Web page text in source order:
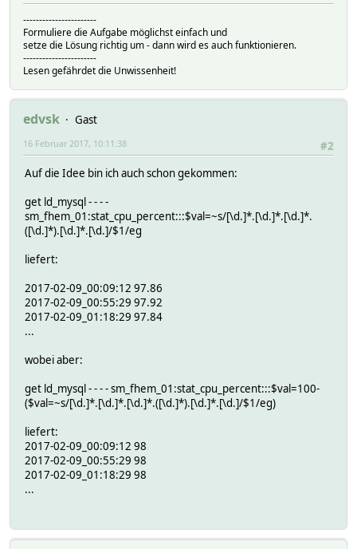
-----------------------
Formuliere die Aufgabe möglichst einfach und
setze die Lösung richtig um - dann wird es auch funktionieren.
-----------------------
Lesen gefährdet die Unwissenheit!
edvsk
Gast
#2
16 Februar 2017, 10:11:38
Auf die Idee bin ich auch schon gekommen:
get ld_mysql - - - -
sm_fhem_01:stat_cpu_percent:::$val=~s/[\d.]*.[\d.]*.[\d.]*.
([\d.]*).[\d.]*.[\d.]/$1/eg
liefert:
2017-02-09_00:09:12 97.86
2017-02-09_00:55:29 97.92
2017-02-09_01:18:29 97.84
...
wobei aber:
get ld_mysql - - - - sm_fhem_01:stat_cpu_percent:::$val=100-
($val=~s/[\d.]*.[\d.]*.[\d.]*.([\d.]*).[\d.]*.[\d.]/$1/eg)
liefert:
2017-02-09_00:09:12 98
2017-02-09_00:55:29 98
2017-02-09_01:18:29 98
...